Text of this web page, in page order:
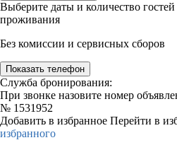
Выберите даты и количество гостей
проживания
Без комиссии и сервисных сборов
Показать телефон
Служба бронирования:
При звонке назовите номер
№ 1531952
Добавить в избранное Перейти в
избранного